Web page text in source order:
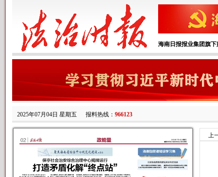
海南日报报业集团旗下
2025年07月04日 星期五 报料热线： 966123
上